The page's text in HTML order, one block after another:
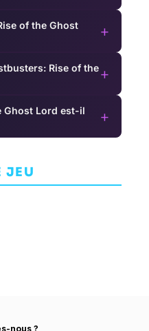
of the Ghost
+
Rise of the+
Ghost Lord est-il
+
JEU
EPD
nous ?